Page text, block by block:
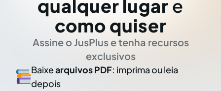
qualquer lugar e
como quiser
Assine o JusPlus e tenha recursos
exclusivos
Baixearquivos PDF: imprima ou leia
depois